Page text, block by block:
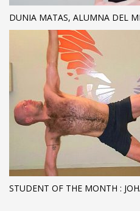
DUNIA MATAS, ALUMNA DEL
STUDENT OF THE MONTH :